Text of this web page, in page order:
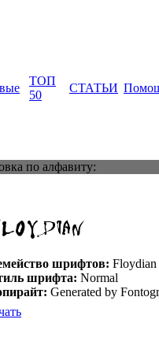
ТОП
50
СТАТЬИ
по алфавиту:
шрифтов: Floydian
шрифта: Normal
Generated by